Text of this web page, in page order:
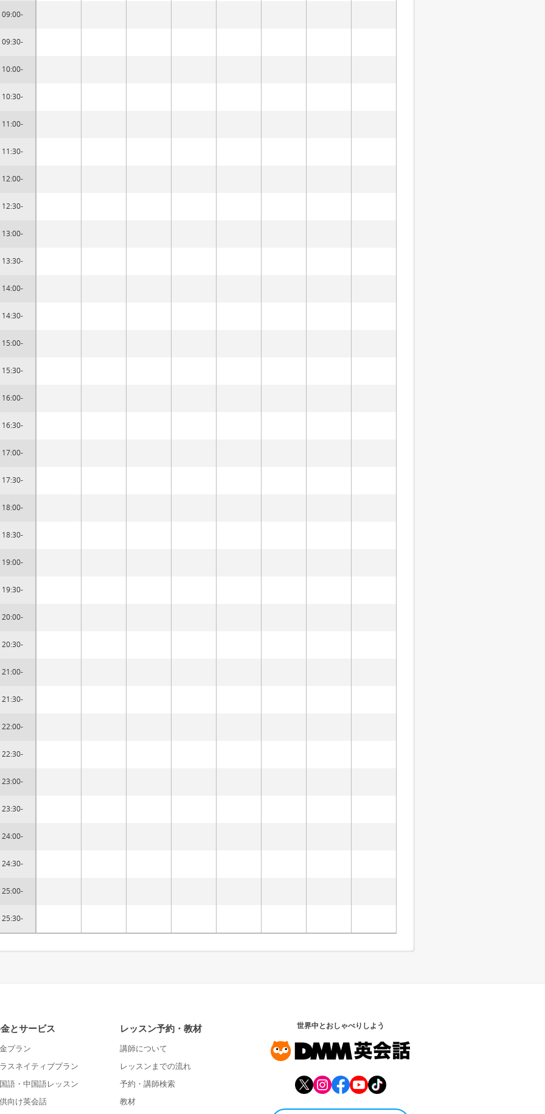
09:00-
09:30-
10:00-
10:30-
11:00-
11:30-
12:00-
12:30-
13:00-
13:30-
14:00-
14:30-
15:00-
15:30-
16:00-
16:30-
17:00-
17:30-
18:00-
18:30-
19:00-
19:30-
20:00-
20:30-
21:00-
21:30-
22:00-
22:30-
23:00-
23:30-
24:00-
24:30-
25:00-
25:30-
とサービス
プラン
スネイティブプラン
語・中国語レッスン
向け英会話
レッスン予約・教材
講師について
レッスンまでの流れ
予約・講師検索
教材
世界中とおしゃべりしよう